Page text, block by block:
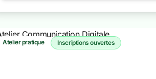
Atelier pratique Inscriptions ouvertes